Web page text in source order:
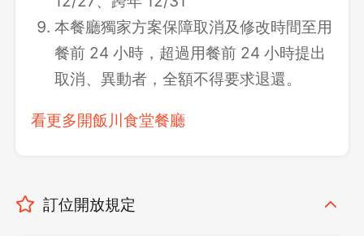
本餐廳獨家方案保障取消及修改時間至用
餐前 24 小時，超過用餐前 24 小時提出
取消、異動者，全額不得要求退還。
看更多開飯川食堂餐廳
訂位開放規定